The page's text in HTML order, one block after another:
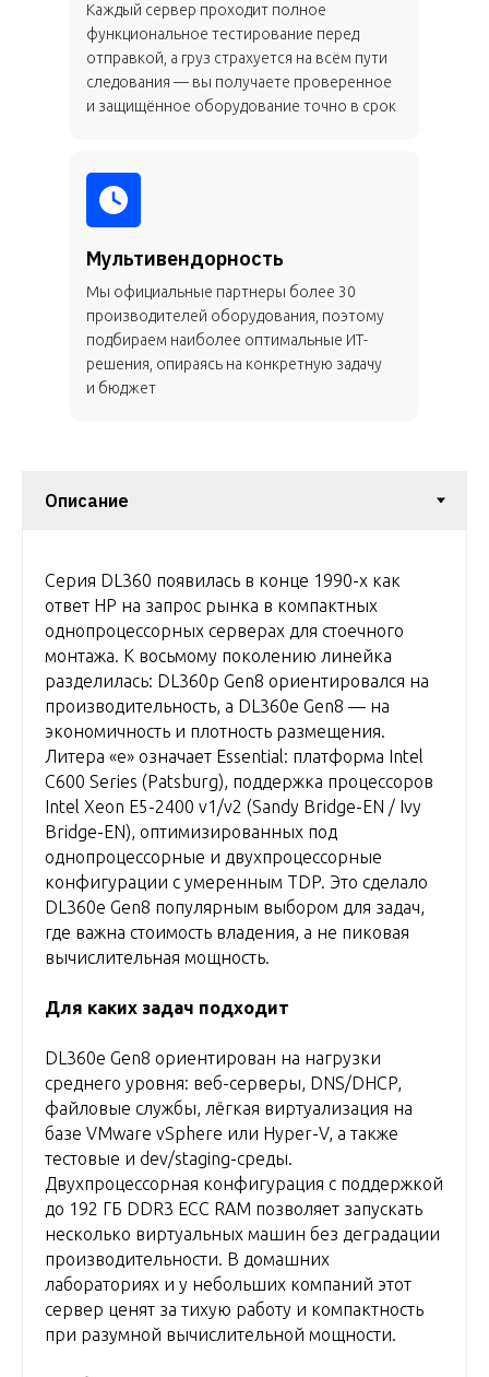
Каждый сервер проходит полное
функциональное тестирование перед
отправкой, а груз страхуется на всём пути
следования — вы получаете проверенное
и защищённое оборудование точно в срок
Мультивендорность
Мы официальные партнеры более 30
производителей оборудования, поэтому
подбираем наиболее оптимальные ИТ-
решения, опираясь на конкретную задачу
и бюджет
Серия DL360 появилась в конце 1990-х как
ответ HP на запрос рынка в компактных
однопроцессорных серверах для стоечного
монтажа. К восьмому поколению линейка
разделилась: DL360p Gen8 ориентировался на
производительность, а DL360e Gen8 — на
экономичность и плотность размещения.
Литера «e» означает Essential: платформа Intel
C600 Series (Patsburg), поддержка процессоров
Intel Xeon E5-2400 v1/v2 (Sandy Bridge-EN / Ivy
Bridge-EN), оптимизированных под
однопроцессорные и двухпроцессорные
конфигурации с умеренным TDP. Это сделало
DL360e Gen8 популярным выбором для задач,
где важна стоимость владения, а не пиковая
вычислительная мощность.
Для каких задач подходит
DL360e Gen8 ориентирован на нагрузки
среднего уровня: веб-серверы, DNS/DHCP,
файловые службы, лёгкая виртуализация на
базе VMware vSphere или Hyper-V, а также
тестовые и dev/staging-среды.
Двухпроцессорная конфигурация с поддержкой
до 192 ГБ DDR3 ECC RAM позволяет запускать
несколько виртуальных машин без деградации
производительности. В домашних
лабораториях и у небольших компаний этот
сервер ценят за тихую работу и компактность
при разумной вычислительной мощности.